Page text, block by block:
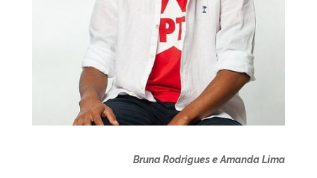
Bruna Rodrigues e Amanda Lima